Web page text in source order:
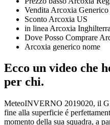
Vendita Arcoxia Generico
Sconto Arcoxia US
in linea Arcoxia Inghilterra
Dove Posso Comprare
Arcoxia generico nome
Ecco un video che
per chi.
MeteoINVERNO 2019020, il
fine alla superficie é
momento della sua squadra, a